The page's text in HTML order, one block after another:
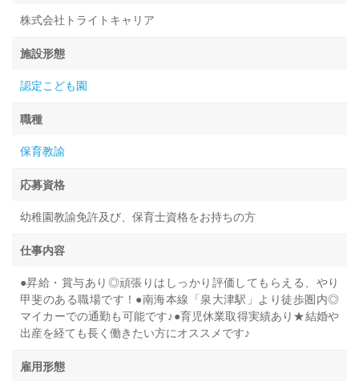
株式会社トライトキャリア
施設形態
認定こども園
職種
保育教諭
応募資格
幼稚園教諭免許及び、保育士資格をお持ちの方
仕事内容
●昇給・賞与あり◎頑張りはしっかり評価してもらえる、やり
甲斐のある職場です！●南海本線「泉大津駅」より徒歩圏内◎
マイカーでの通勤も可能です♪●育児休業取得実績あり★結婚や
出産を経ても長く働きたい方にオススメです♪
雇用形態